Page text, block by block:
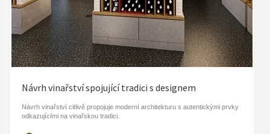
Návrh vinařství spojující tradici s designem
Návrh vinařství citlivě propojuje moderní architekturu s autentickými prvky
odkazujícími na vinařskou tradici.